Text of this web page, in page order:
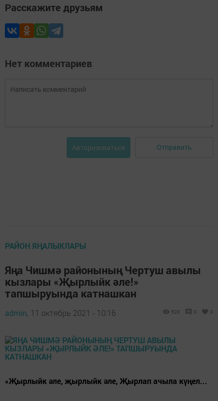
Расскажите друзьям
Нет комментариев
Авторизоваться Отправить
РАЙОН ЯҢАЛЫКЛАРЫ
Яңа Чишмә районының Чертуш авылы
кызлары «Җырлыйк әле!»
тапшыруында катнашкан
admin, 11 октябрь 2021 - 10:16 523 0 0
«Җырлыйк әле, җырлыйк әле, Җырлап ачыла күңел...